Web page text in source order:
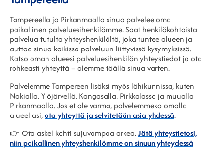
Tampereella ja Pirkanmaalla sinua palvelee oma
paikallinen palveluesihenkilömme. Saat henkilökohtaista
palvelua tutulta yhteyshenkilöltä, joka tuntee alueen ja
auttaa sinua kaikissa palveluun liittyvissä kysymyksissä.
Katso oman alueesi palveluesihenkilön yhteystiedot ja ota
rohkeasti yhteyttä – olemme täällä sinua varten.
Palvelemme Tampereen lisäksi myös lähikunnissa, kuten
Nokialla, Ylöjärvellä, Kangasalla, Pirkkalassa ja muualla
Pirkanmaalla. Jos et ole varma, palvelemmeko omalla
alueellasi,ota yhteyttä ja selvitetään asia yhdessä.
👉 Ota askel kohti sujuvampaa arkea.Jätä yhteystietosi,
niin paikallinen yhteyshenkilömme on sinuun yhteydessä